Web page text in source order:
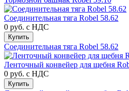
Соединительная тяга Robel 58.62
0 руб. с НДС
Купить
Соединительная тяга Robel 58.62
Ленточный конвейер для щебня
0 руб. с НДС
Купить